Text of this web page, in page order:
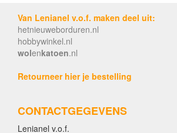
Van Lenianel v.o.f. maken deel uit:
hetnieuweborduren.nl
hobbywinkel.nl
wolenkatoen.nl
Retourneer hier je bestelling
CONTACTGEGEVENS
Lenianel v.o.f.